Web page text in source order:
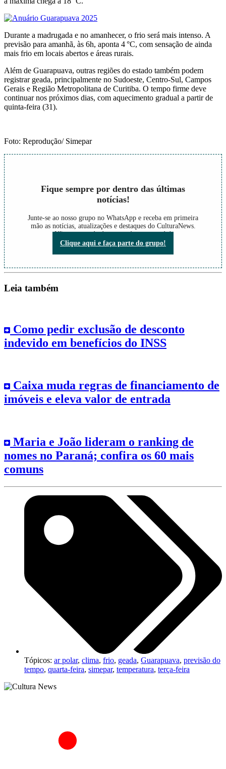
Durante a madrugada e no amanhecer, o frio será mais intenso. A
previsão para amanhã, às 6h, aponta 4 °C, com sensação de ainda
mais frio em locais abertos e áreas rurais.
Além de Guarapuava, outras regiões do estado também podem
registrar geada, principalmente no Sudoeste, Centro-Sul, Campos
Gerais e Região Metropolitana de Curitiba. O tempo firme deve
continuar nos próximos dias, com aquecimento gradual a partir de
quinta-feira (31).
Foto: Reprodução/ Simepar
Fique sempre por dentro das últimas
notícias!
Junte-se ao nosso grupo no WhatsApp e receba em primeira
mão as notícias, atualizações e destaques do CulturaNews.
Não perca nada do que está acontecendo!
Clique aqui e faça parte do grupo!
Leia também
Como pedir exclusão de desconto
indevido em benefícios do INSS
Caixa muda regras de financiamento de
imóveis e eleva valor de entrada
Maria e João lideram o ranking de
nomes no Paraná; confira os 60 mais
comuns
Tópicos: ar polar, clima, frio, geada, Guarapuava, previsão do
tempo, quarta-feira, simepar, temperatura, terça-feira